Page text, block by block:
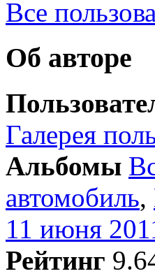
Все
Об авторе
Галерея
Альбомы
автомобиль,
11 июня
Рейтинг